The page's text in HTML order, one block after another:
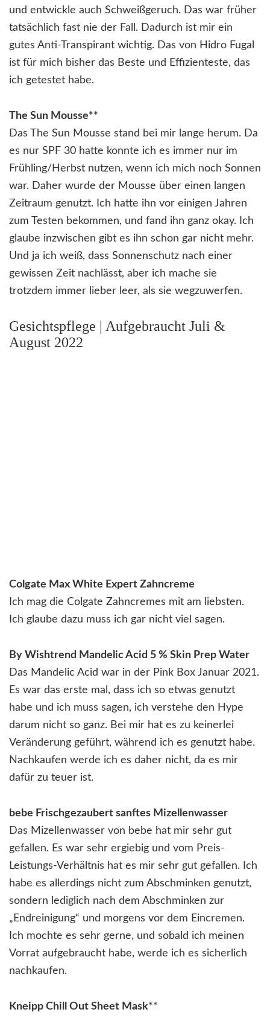
und entwickle auch Schweißgeruch. Das war früher
tatsächlich fast nie der Fall. Dadurch ist mir ein
gutes Anti-Transpirant wichtig. Das von Hidro Fugal
ist für mich bisher das Beste und Effizienteste, das
ich getestet habe.
The Sun Mousse**
Das The Sun Mousse stand bei mir lange herum. Da
es nur SPF 30 hatte konnte ich es immer nur im
Frühling/Herbst nutzen, wenn ich mich noch Sonnen
war. Daher wurde der Mousse über einen langen
Zeitraum genutzt. Ich hatte ihn vor einigen Jahren
zum Testen bekommen, und fand ihn ganz okay. Ich
glaube inzwischen gibt es ihn schon gar nicht mehr.
Und ja ich weiß, dass Sonnenschutz nach einer
gewissen Zeit nachlässt, aber ich mache sie
trotzdem immer lieber leer, als sie wegzuwerfen.
Gesichtspflege | Aufgebraucht Juli &
August 2022
Colgate Max White Expert Zahncreme
Ich mag die Colgate Zahncremes mit am liebsten.
Ich glaube dazu muss ich gar nicht viel sagen.
By Wishtrend Mandelic Acid 5 % Skin Prep Water
Das Mandelic Acid war in der Pink Box Januar 2021.
Es war das erste mal, dass ich so etwas genutzt
habe und ich muss sagen, ich verstehe den Hype
darum nicht so ganz. Bei mir hat es zu keinerlei
Veränderung geführt, während ich es genutzt habe.
Nachkaufen werde ich es daher nicht, da es mir
dafür zu teuer ist.
bebe Frischgezaubert sanftes Mizellenwasser
Das Mizellenwasser von bebe hat mir sehr gut
gefallen. Es war sehr ergiebig und vom Preis-
Leistungs-Verhältnis hat es mir sehr gut gefallen. Ich
habe es allerdings nicht zum Abschminken genutzt,
sondern lediglich nach dem Abschminken zur
„Endreinigung“ und morgens vor dem Eincremen.
Ich mochte es sehr gerne, und sobald ich meinen
Vorrat aufgebraucht habe, werde ich es sicherlich
nachkaufen.
Kneipp Chill Out Sheet Mask**